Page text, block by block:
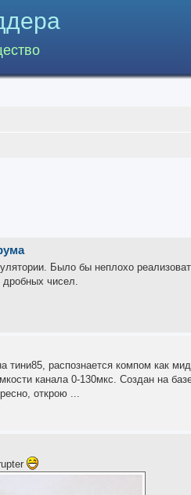
Было бы неплохо
дробных чисел.
распознается компом как
канала 0-130мкс. Создан на
открою ...